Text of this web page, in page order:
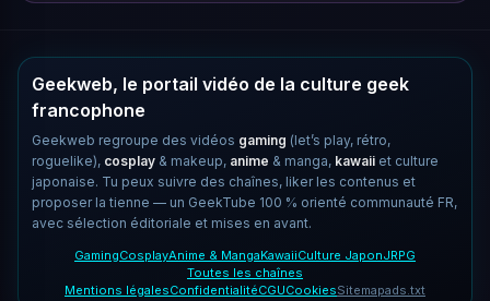
Geekweb, le portail vidéo de la culture geek
francophone
Geekweb regroupe des vidéos gaming (let’s play, rétro,
roguelike), cosplay & makeup, anime & manga, kawaii et culture
japonaise. Tu peux suivre des chaînes, liker les contenus et
proposer la tienne — un GeekTube 100 % orienté communauté FR,
avec sélection éditoriale et mises en avant.
GamingCosplayAnime & MangaKawaiiCulture JaponJRPG
Toutes les chaînes
Mentions légalesConfidentialitéCGUCookiesSitemapads.txt